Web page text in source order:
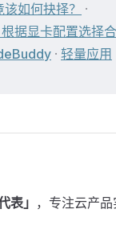
如何抉择？
·
据显卡配置选择合
· 轻量应用
表」 ，专注云产品